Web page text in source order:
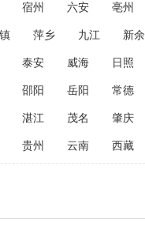
宿州 六安 亳州
萍乡 九江 新余
泰安 威海 日照
邵阳 岳阳 常德
湛江 茂名 肇庆
贵州 云南 西藏